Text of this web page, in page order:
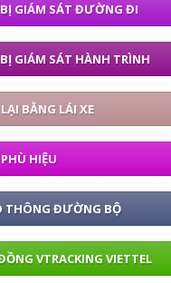
GIÁM SÁT ĐƯỜNG ĐI
GIÁM SÁT HÀNH TRÌNH
BẰNG LÁI XE
HIỆU
THÔNG ĐƯỜNG BỘ
VTRACKING VIETTEL